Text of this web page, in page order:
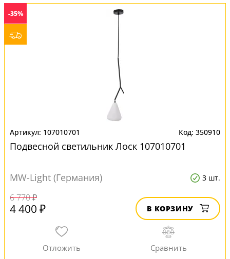
-35%
107010701 350910
Подвесной светильник Лоск 107010701
MW-Light (Германия) 3 шт.
6 770 ₽
4 400 ₽ В КОРЗИНУ